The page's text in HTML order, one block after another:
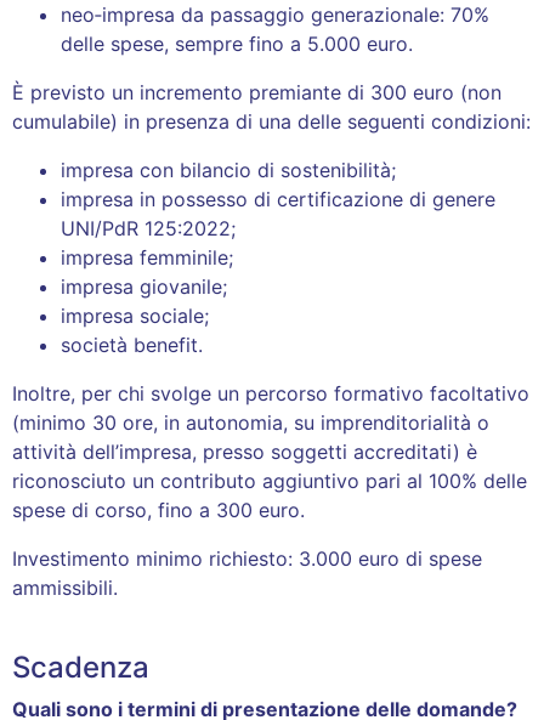
neo‑impresa da passaggio generazionale: 70%
delle spese, sempre fino a 5.000 euro.
È previsto un incremento premiante di 300 euro (non
cumulabile) in presenza di una delle seguenti condizioni:
impresa con bilancio di sostenibilità;
impresa in possesso di certificazione di genere
UNI/PdR 125:2022;
impresa femminile;
impresa giovanile;
impresa sociale;
società benefit.
Inoltre, per chi svolge un percorso formativo facoltativo
(minimo 30 ore, in autonomia, su imprenditorialità o
attività dell’impresa, presso soggetti accreditati) è
riconosciuto un contributo aggiuntivo pari al 100% delle
spese di corso, fino a 300 euro.
Investimento minimo richiesto: 3.000 euro di spese
ammissibili.
Scadenza
Quali sono i termini di presentazione delle domande?